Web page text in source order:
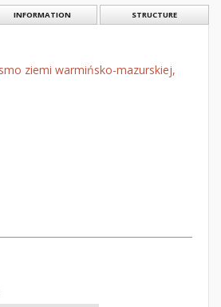
INFORMATION STRUCTURE
ziemi warmińsko-mazurskiej,